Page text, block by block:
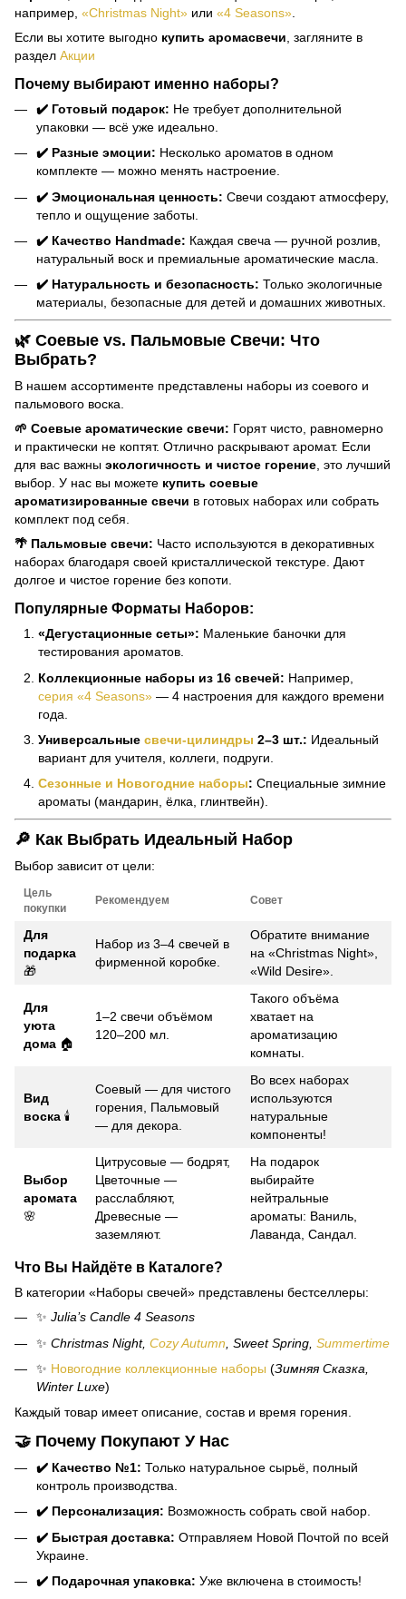
например, «Christmas Night» или «4 Seasons»
Если вы хотите выгодно купить аромасвечи , загляните в
раздел Акции
Почему выбирают именно наборы?
✔️ Готовый подарок: Не требует дополнительной
упаковки — всё уже идеально.
✔️ Разные эмоции: Несколько ароматов в одном
комплекте — можно менять настроение.
✔️ Эмоциональная ценность: Свечи создают атмосферу,
тепло и ощущение заботы.
✔️ Качество Handmade: Каждая свеча — ручной розлив,
натуральный воск и премиальные ароматические масла.
✔️ Натуральность и безопасность: Только экологичные
материалы, безопасные для детей и домашних животных.
🌿 Соевые vs. Пальмовые Свечи: Что
Выбрать?
В нашем ассортименте представлены наборы из соевого и
пальмового воска.
🌱 Соевые ароматические свечи: Горят чисто, равномерно
и практически не коптят. Отлично раскрывают аромат. Если
для вас важны экологичность и чистое горение, это лучший
выбор. У нас вы можете купить соевые
ароматизированные свечи в готовых наборах или собрать
комплект под себя.
🌴 Пальмовые свечи: Часто используются в декоративных
наборах благодаря своей кристаллической текстуре. Дают
долгое и чистое горение без копоти.
Популярные Форматы Наборов:
«Дегустационные сеты»: Маленькие баночки для
тестирования ароматов.
Коллекционные наборы из 16 свечей: Например,
серия «4 Seasons» — 4 настроения для каждого времени
года.
Универсальные свечи-цилиндры 2–3 шт.: Идеальный
вариант для учителя, коллеги, подруги.
Сезонные и Новогодние наборы: Специальные зимние
ароматы (мандарин, ёлка, глинтвейн).
🔎 Как Выбрать Идеальный Набор
Выбор зависит от цели:
Цель
покупки
Рекомендуем Совет
Для
подарка
🎁
Набор из 3–4 свечей в
фирменной коробке.
Обратите внимание
на «Christmas Night»,
«Wild Desire».
Для
уюта
дома 🏠
1–2 свечи объёмом
120–200 мл.
Такого объёма
хватает на
ароматизацию
комнаты.
Вид
воска 🕯️
Соевый — для чистого
горения, Пальмовый
— для декора.
Во всех наборах
используются
натуральные
компоненты!
Выбор
аромата
🌸
Цитрусовые — бодрят,
Цветочные —
расслабляют,
Древесные —
заземляют.
На подарок
выбирайте
нейтральные
ароматы: Ваниль,
Лаванда, Сандал.
Что Вы Найдёте в Каталоге?
В категории «Наборы свечей» представлены бестселлеры:
✨ Julia’s Candle 4 Seasons
✨ Christmas Night, Cozy Autumn , Sweet Spring, Summertime
✨ Новогодние коллекционные наборы (Зимняя Сказка,
Winter Luxe)
Каждый товар имеет описание, состав и время горения.
🤝 Почему Покупают У Нас
✔️ Качество №1: Только натуральное сырьё, полный
контроль производства.
✔️ Персонализация: Возможность собрать свой набор.
✔️ Быстрая доставка: Отправляем Новой Почтой по всей
Украине.
✔️ Подарочная упаковка: Уже включена в стоимость!